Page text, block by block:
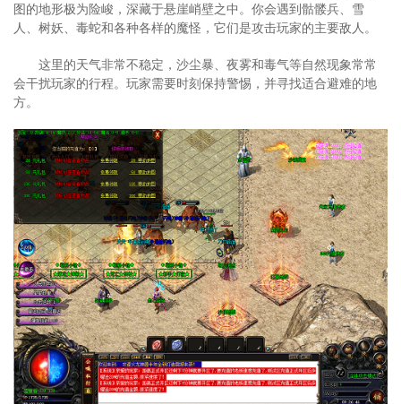
图的地形极为险峻，深藏于悬崖峭壁之中。你会遇到骷髅兵、雪
人、树妖、毒蛇和各种各样的魔怪，它们是攻击玩家的主要敌人。
这里的天气非常不稳定，沙尘暴、夜雾和毒气等自然现象常常
会干扰玩家的行程。玩家需要时刻保持警惕，并寻找适合避难的地
方。